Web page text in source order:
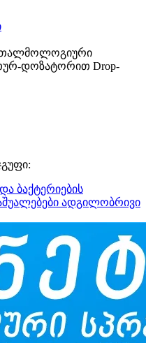
დოზატორით Drop-
ბაქტერიების
ადგილობრივი